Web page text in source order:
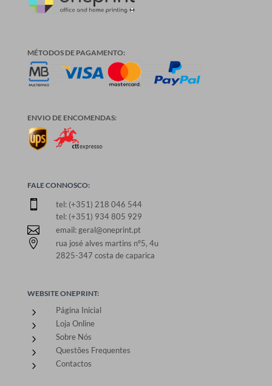
MÉTODOS DE PAGAMENTO:
ENVIO DE ENCOMENDAS:
FALE CONNOSCO:

tel: (+351) 218 046 544
tel: (+351) 934 805 929
 email: geral@oneprint.pt

rua josé alves martins nº5, 4u
2825-347 costa de caparica
WEBSITE ONEPRINT:
5 Página Inicial
5 Loja Online
5 Sobre Nós
5 Questões Frequentes
5 Contactos